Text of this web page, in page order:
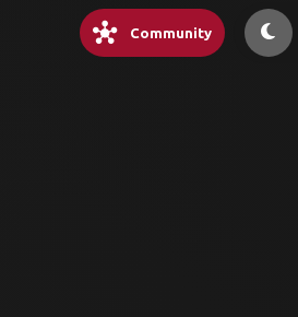
hub Community